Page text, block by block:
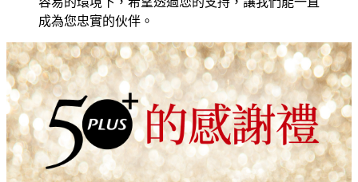
成為您忠實的伙伴。